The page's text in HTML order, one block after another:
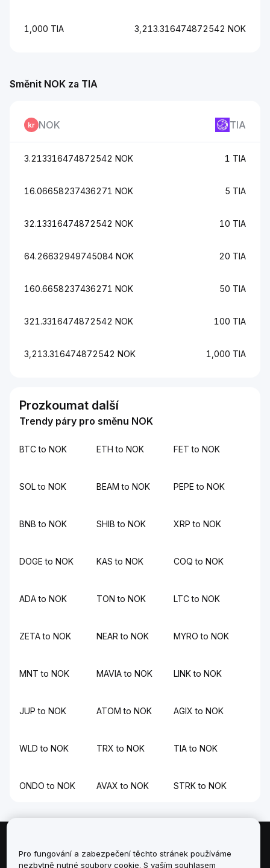
1,000 TIA 3,213.316474872542 NOK
Směnit NOK za TIA
NOK TIA
3.213316474872542 NOK 1 TIA
16.06658237436271 NOK 5 TIA
32.13316474872542 NOK 10 TIA
64.26632949745084 NOK 20 TIA
160.6658237436271 NOK 50 TIA
321.3316474872542 NOK 100 TIA
3,213.316474872542 NOK 1,000 TIA
Prozkoumat další
Trendy páry pro směnu NOK
BTC to NOK ETH to NOK FET to NOK
SOL to NOK BEAM to NOK PEPE to NOK
BNB to NOK SHIB to NOK XRP to NOK
DOGE to NOK KAS to NOK COQ to NOK
ADA to NOK TON to NOK LTC to NOK
ZETA to NOK NEAR to NOK MYRO to NOK
MNT to NOK MAVIA to NOK LINK to NOK
JUP to NOK ATOM to NOK AGIX to NOK
WLD to NOK TRX to NOK TIA to NOK
ONDO to NOK AVAX to NOK STRK to NOK
Informace
Pro fungování a zabezpečení těchto stránek používáme
nezbytně nutné soubory cookie. S vaším souhlasem